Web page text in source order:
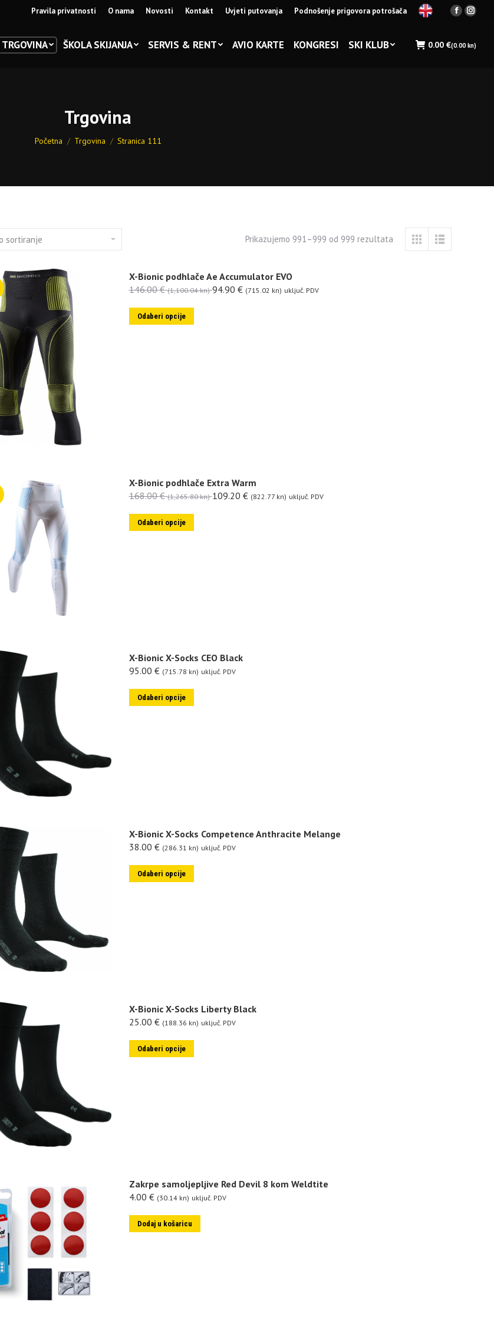
Pravila privatnosti O nama Novosti Kontakt Uvjeti putovanja Podnošenje prigovora potrošača
Facebook
in
in
TRGOVINA ŠKOLA SKIJANJA SERVIS & RENT AVIO KARTE KONGRESI SKI KLUB 0.00 €(0.00 kn)
Trgovina
You are here:
Početna Trgovina Stranica 111
Prikazujemo 991–999 od 999 rezultata
X-Bionic podhlače Ae Accumulator EVO
146.00€ (1,100.04 kn) 94.90 € (715.02 kn) uključ. PDV
Odaberi opcije
X-Bionic podhlače Extra Warm
168.00€ (1,265.80 kn) 109.20 € (822.77 kn) uključ. PDV
Odaberi opcije
X-Bionic X-Socks CEO Black
95.00 € (715.78 kn) uključ. PDV
Odaberi opcije
X-Bionic X-Socks Competence Anthracite Melange
38.00 € (286.31 kn) uključ. PDV
Odaberi opcije
X-Bionic X-Socks Liberty Black
25.00 € (188.36 kn) uključ. PDV
Odaberi opcije
Zakrpe samoljepljive Red Devil 8 kom Weldtite
4.00 € (30.14 kn) uključ. PDV
Dodaj u košaricu